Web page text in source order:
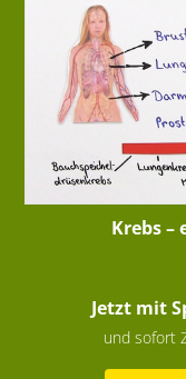
Krebs
Jetzt mit
und sofort